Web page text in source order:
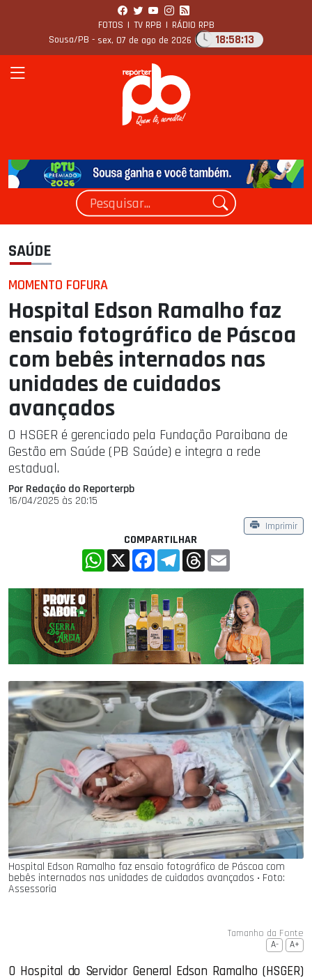
FOTOS | TV RPB | RÁDIO RPB
Sousa/PB - sex, 07 de ago de 2026 18:58:14
SAÚDE
MOMENTO FOFURA
Hospital Edson Ramalho faz
ensaio fotográfico de Páscoa
com bebês internados nas
unidades de cuidados
avançados
O HSGER é gerenciado pela Fundação Paraibana de
Gestão em Saúde (PB Saúde) e integra a rede
estadual.
Por Redação do Reporterpb
16/04/2025 às 20:15
Imprimir
COMPARTILHAR
WhatsApp
X FacebookTelegramThreads
Hospital Edson Ramalho faz ensaio fotográfico de Páscoa com
bebês internados nas unidades de cuidados avançados ‧ Foto:
Assessoria
Tamanho da Fonte
A- A+
O Hospital do Servidor General Edson Ramalho (HSGER)